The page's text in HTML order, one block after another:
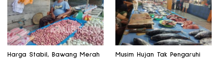
Harga Stabil, Bawang Merah
Musim Hujan Tak Pengaruhi